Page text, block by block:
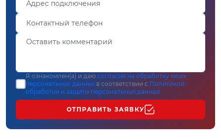
Я ознакомлен(а) и даю согласие на обработку моих
персональных данных в соответствии с Политикой
обработки и защиты персональных данных
ОТПРАВИТЬ ЗАЯВКУ